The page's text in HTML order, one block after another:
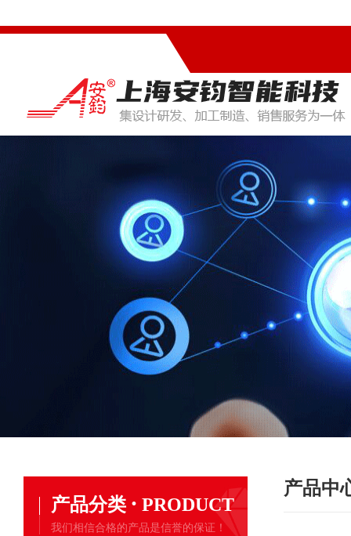
产品分类 · PRODUCT
我们相信合格的产品是信誉的保证！
产品中